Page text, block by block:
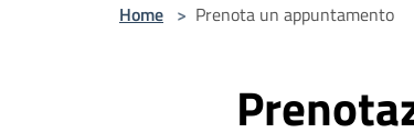
Home > Prenota un appuntamento